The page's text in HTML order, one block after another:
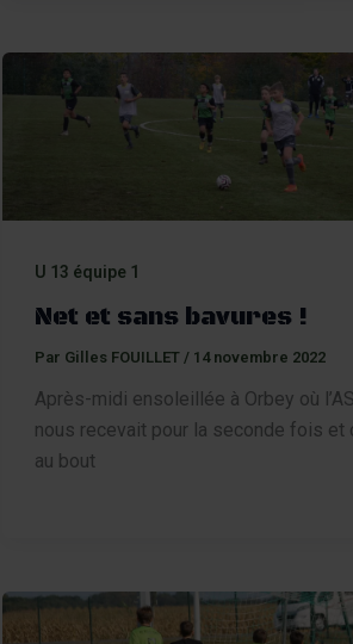
U 13 équipe 1
Net et sans bavures !
Par Gilles FOUILLET / 14 novembre 2022
Après-midi ensoleillée à Orbey où
nous recevait pour la seconde fois et
au bout